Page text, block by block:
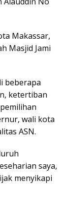
Makassar,
Masjid Jami
beberapa
ketertiban
wali kota
ASN.
saya,
menyikapi